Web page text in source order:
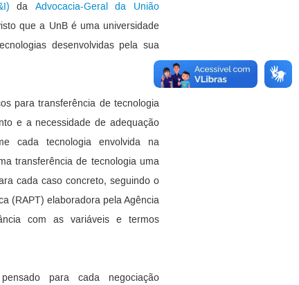
da Advocacia-Geral da União
que a UnB é uma universidade
desenvolvidas pela sua
para transferência de tecnologia
e a necessidade de adequação
cada tecnologia envolvida na
transferência de tecnologia uma
cada caso concreto, seguindo o
(RAPT) elaboradora pela Agência
com as variáveis e termos
para cada negociação